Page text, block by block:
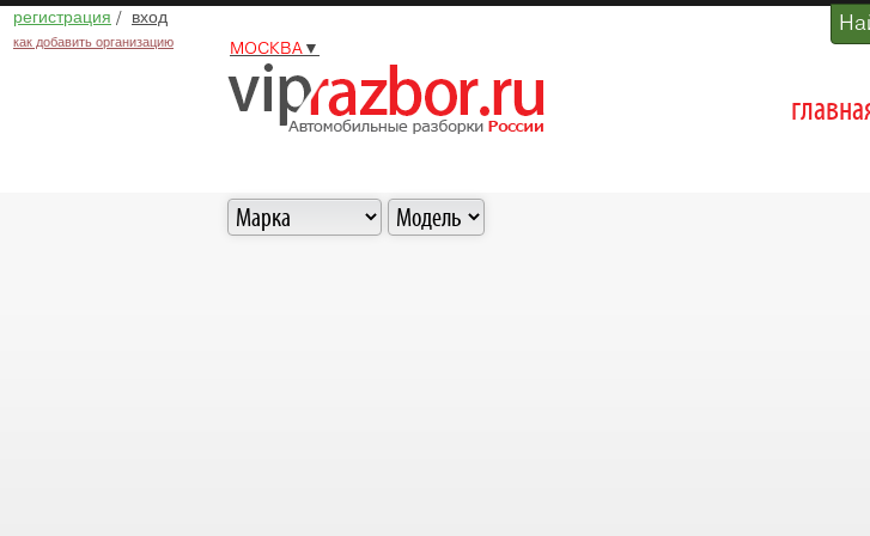
регистрация / вход
как добавить организацию МОСКВА▼